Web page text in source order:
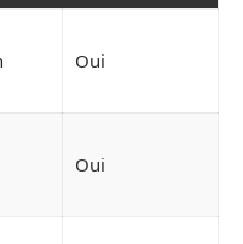
Oui
Oui